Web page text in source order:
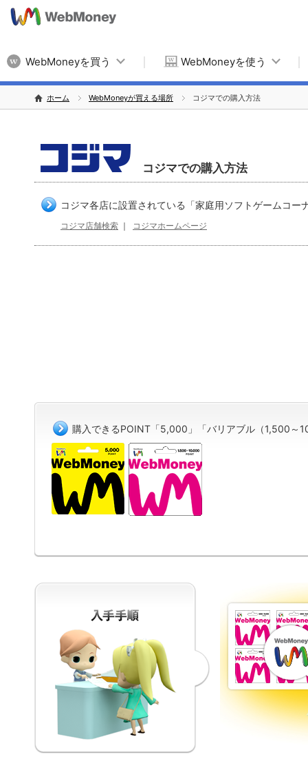
WebMoneyを買う WebMoneyを使う
ホーム WebMoneyが買える場所 コジマでの購入方法
コジマでの購入方法
コジマ各店に設置されている「家庭用ソフトゲームコー
コジマ店舗検索 ｜ コジマホームページ
購入できるPOINT「5,000」「バリアブル（1,500～